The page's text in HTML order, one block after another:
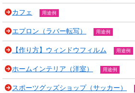
カフェ 用途例
エプロン（ラバー転写） 用途例
【作り方】ウィンドウフィルム 用途例
ホームインテリア（洋室） 用途例
スポーツグッズショップ（サッカー）